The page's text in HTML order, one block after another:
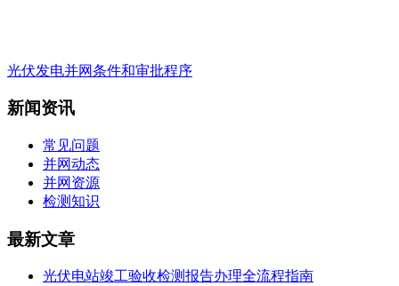
光伏发电并网条件和审批程序
新闻资讯
常见问题
并网动态
并网资源
检测知识
最新文章
光伏电站竣工验收检测报告办理全流程指南